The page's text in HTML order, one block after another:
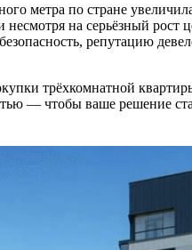
метра по стране
несмотря на серьёзный
репутацию
трёхкомнатной
— чтобы ваше решение